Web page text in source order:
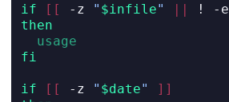
if [[ -z " $infile" || ! -e
then
usage
fi
if [[ -z " $date"
]]